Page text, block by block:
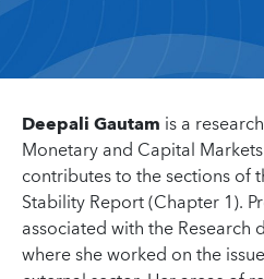
Deepali Gautam is a
Monetary and Capital
contributes to the sections of
Stability Report (Chapter 1).
associated with the Research
where she worked on the